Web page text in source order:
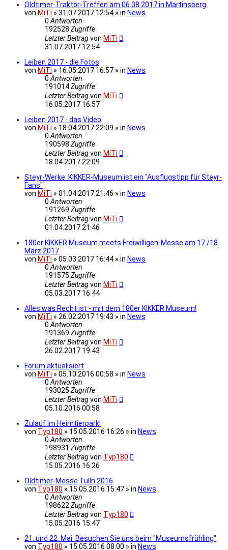
Oldtimer-Traktor-Treffen am 06.08.2017 in Martinsberg
von MiTi » 31.07.2017 12:54 » in News
0Antworten
192528 Zugriffe
Letzter Beitragvon MiTi
31.07.2017 12:54
Leiben 2017 - die Fotos
von MiTi » 16.05.2017 16:57 » in News
0Antworten
191014Zugriffe
Letzter Beitragvon MiTi
16.05.2017 16:57
Leiben 2017 - das Video
von MiTi » 18.04.2017 22:09 » in News
0Antworten
190598 Zugriffe
Letzter Beitragvon MiTi
18.04.2017 22:09
Steyr-Werke: KIKKER-Museum ist ein "Ausflugstipp für Steyr-
Fans"
von MiTi » 01.04.2017 21:46 » in News
0Antworten
191269 Zugriffe
Letzter Beitragvon MiTi
01.04.2017 21:46
180er KIKKER Museum meets Freiwilligen-Messe am 17./18.
März 2017
von MiTi » 05.03.2017 16:44 » in News
0Antworten
191575 Zugriffe
Letzter Beitragvon MiTi
05.03.2017 16:44
Alles was Recht ist - mit dem 180er KIKKER Museum!
von MiTi » 26.02.2017 19:43 » in News
0Antworten
191369 Zugriffe
Letzter Beitragvon MiTi
26.02.2017 19:43
Forum aktualisiert
von MiTi » 05.10.2016 00:58 » in News
0Antworten
193025 Zugriffe
Letzter Beitragvon MiTi
05.10.2016 00:58
Zulauf im Heimtierpark!
von Typ180 » 15.05.2016 16:26 » in News
0Antworten
198931 Zugriffe
Letzter Beitragvon Typ180
15.05.2016 16:26
Oldtimer-Messe Tulln 2016
von Typ180 » 15.05.2016 15:47 » in News
0Antworten
198622Zugriffe
Letzter Beitragvon Typ180
15.05.2016 15:47
21. und 22. Mai: Besuchen Sie uns beim "Museumsfrühling"
von Typ180 » 15.05.2016 08:00 » in News